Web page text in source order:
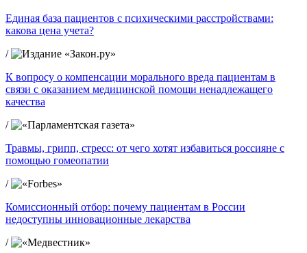
Единая база пациентов с психическими расстройствами:
какова цена учета?
/
К вопросу о компенсации морального вреда пациентам в
связи с оказанием медицинской помощи ненадлежащего
качества
/
Травмы, грипп, стресс: от чего хотят избавиться россияне с
помощью гомеопатии
/
Комиссионный отбор: почему пациентам в России
недоступны инновационные лекарства
/